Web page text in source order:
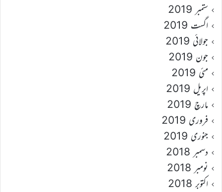
ستمبر 2019
اگست 2019
جولائی 2019
جون 2019
مئی 2019
اپریل 2019
مارچ 2019
فروری 2019
جنوری 2019
دسمبر 2018
نومبر 2018
اکتوبر 2018